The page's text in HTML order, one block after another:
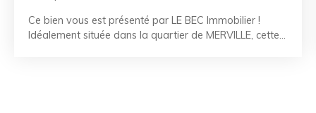
Ce bien vous est présenté par LE BEC Immobilier !
Idéalement située dans la quartier de MERVILLE, cette